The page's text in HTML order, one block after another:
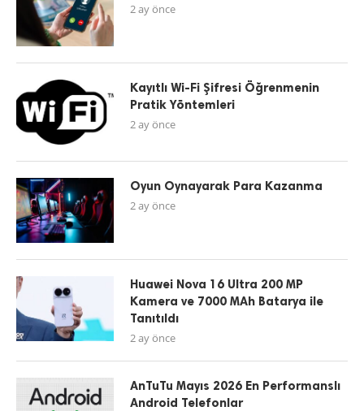
2 ay önce
Kayıtlı Wi-Fi Şifresi Öğrenmenin
Pratik Yöntemleri
2 ay önce
Oyun Oynayarak Para Kazanma
2 ay önce
Huawei Nova 16 Ultra 200 MP
Kamera ve 7000 MAh Batarya ile
Tanıtıldı
2 ay önce
AnTuTu Mayıs 2026 En Performanslı
Android Telefonlar